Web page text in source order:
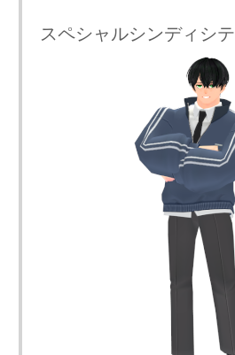
スペシャルシンディシ